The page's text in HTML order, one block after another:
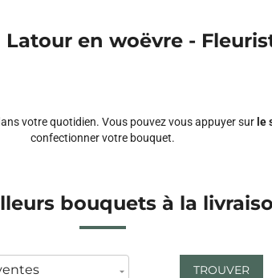
Latour en woëvre -
votre quotidien. Vous pouvez vous appuyer sur le
confectionner votre bouquet.
bouquets à la
TROUVER